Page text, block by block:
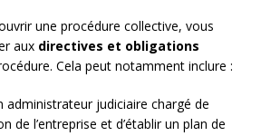
une procédure collective, vous
aux directives et obligations
Cela peut notamment inclure :
administrateur judiciaire chargé de
de l’entreprise et d’établir un plan de